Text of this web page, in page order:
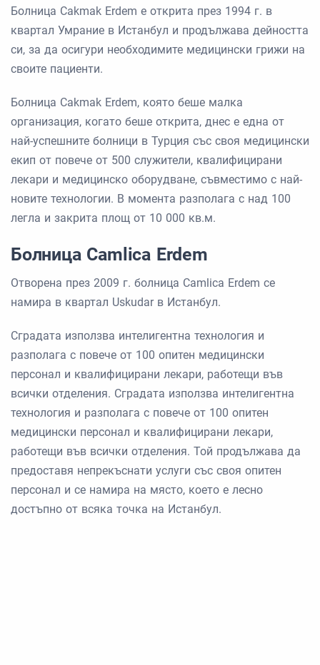
Болница Cakmak Erdem е открита през 1994 г. в
квартал Умрание в Истанбул и продължава дейността
си, за да осигури необходимите медицински грижи на
своите пациенти.
Болница Cakmak Erdem, която беше малка
организация, когато беше открита, днес е една от
най-успешните болници в Турция със своя медицински
екип от повече от 500 служители, квалифицирани
лекари и медицинско оборудване, съвместимо с най-
новите технологии. В момента разполага с над 100
легла и закрита площ от 10 000 кв.м.
Болница Camlica Erdem
Отворена през 2009 г. болница Camlica Erdem се
намира в квартал Uskudar в Истанбул.
Сградата използва интелигентна технология и
разполага с повече от 100 опитен медицински
персонал и квалифицирани лекари, работещи във
всички отделения. Сградата използва интелигентна
технология и разполага с повече от 100 опитен
медицински персонал и квалифицирани лекари,
работещи във всички отделения. Той продължава да
предоставя непрекъснати услуги със своя опитен
персонал и се намира на място, което е лесно
достъпно от всяка точка на Истанбул.